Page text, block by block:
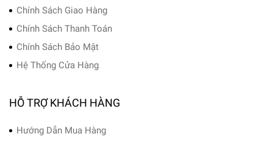
Chính Sách Giao Hàng
Chính Sách Thanh Toán
Chính Sách Bảo Mật
Hệ Thống Cửa Hàng
HỖ TRỢ KHÁCH HÀNG
Hướng Dẫn Mua Hàng